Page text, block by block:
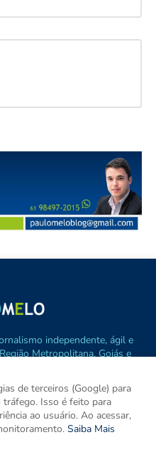
independente, ágil e
Metropolitana, Goiás e
DRT 0010556/DF.
de terceiros (Google) para
tráfego. Isso é feito para
ao usuário. Ao acessar,
Saiba Mais